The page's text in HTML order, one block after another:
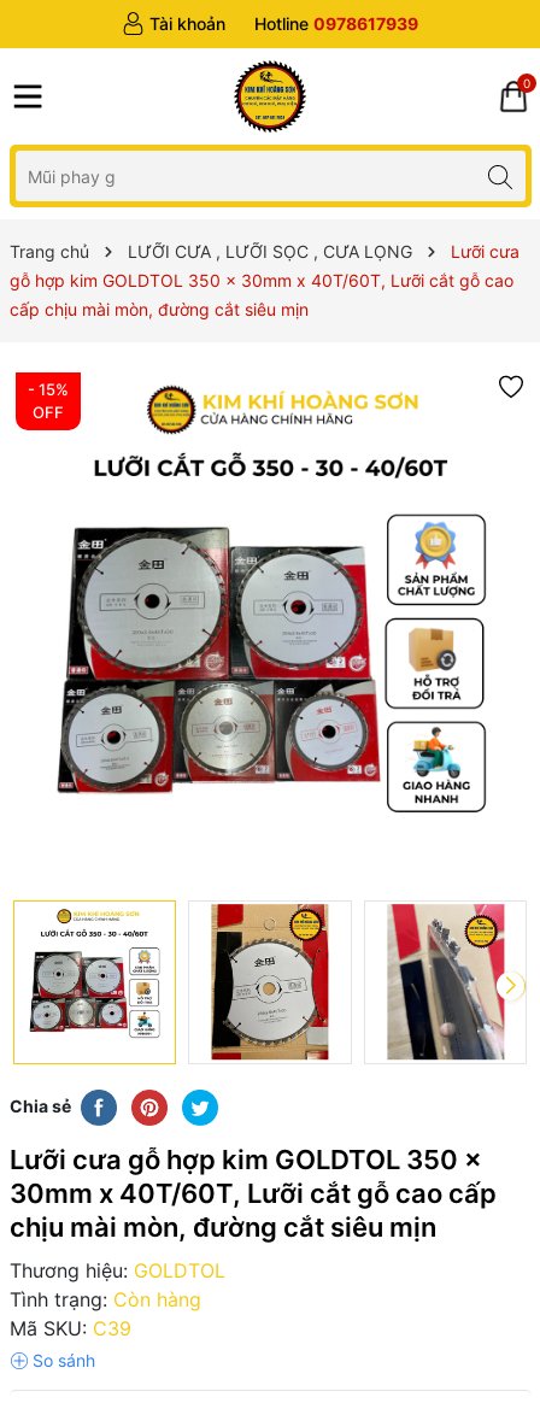
Tài khoản Hotline 0978617939
0
Trang chủ LƯỠI CƯA , LƯỠI SỌC , CƯA LỌNG
Lưỡi cưa
gỗ hợp kim GOLDTOL 350 x 30mm x 40T/60T, Lưỡi cắt gỗ cao
cấp chịu mài mòn, đường cắt siêu mịn
- 15%
OFF
Chia sẻ
Lưỡi cưa gỗ hợp kim GOLDTOL 350 x
30mm x 40T/60T, Lưỡi cắt gỗ cao cấp
chịu mài mòn, đường cắt siêu mịn
Thương hiệu: GOLDTOL
Tình trạng: Còn hàng
Mã SKU: C39